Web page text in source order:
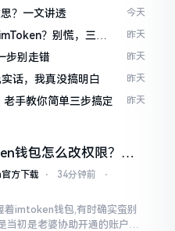
？一文讲透 今天
？别慌，三步
昨天
步别走错 昨天
话，我真没搞明白 昨天
手教你简单三步搞定 昨天
钱包怎么改权限？老
把手教你换主人
方下载 ⋅ 34分钟前
⋅
着imtoken钱包,有时确实蛮别
当初是老婆协助开通的账户呢,